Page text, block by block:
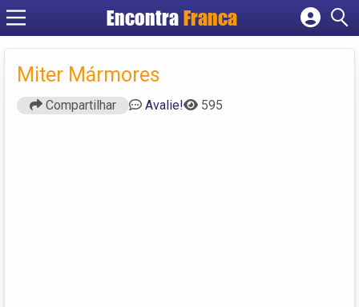
Encontra Franca
Cadastrar empresa
Miter Mármores
Compartilhar Avalie! 595